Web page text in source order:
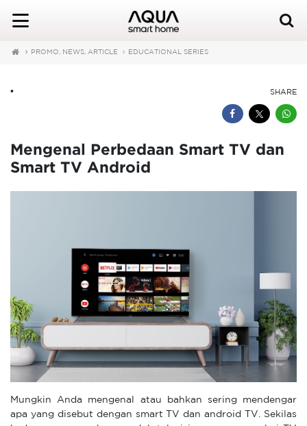
PROMO, NEWS, ARTICLE EDUCATIONAL SERIES
SHARE
•
Mengenal Perbedaan Smart TV dan
Smart TV Android
Mungkin Anda mengenal atau bahkan sering mendengar
apa yang disebut dengan smart TV dan android TV. Sekilas